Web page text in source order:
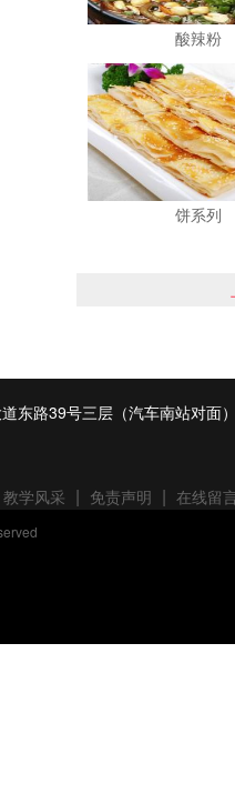
酸辣粉
饼系列
东路39号三层（汽车南站对面
教学风采 | 免责声明 | 在线留